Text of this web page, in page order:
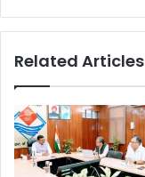
Related Articles